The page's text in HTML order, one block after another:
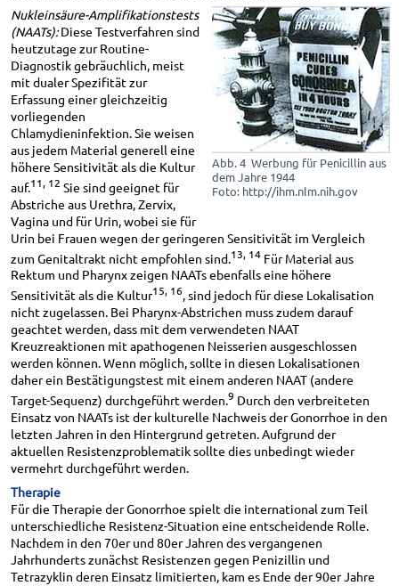
Abb. 4 Werbung für Penicillin aus
dem Jahre 1944
Foto: http://ihm.nlm.nih.gov
Nukleinsäure-Amplifikationstests
(NAATs):Diese Testverfahren sind
heutzutage zur Routine-
Diagnostik gebräuchlich, meist
mit dualer Spezifität zur
Erfassung einer gleichzeitig
vorliegenden
Chlamydieninfektion. Sie weisen
aus jedem Material generell eine
höhere Sensitivität als die Kultur
auf.11, 12 Sie sind geeignet für
Abstriche aus Urethra, Zervix,
Vagina und für Urin, wobei sie für
Urin bei Frauen wegen der geringeren Sensitivität im Vergleich
zum Genitaltrakt nicht empfohlen sind. 13, 14 Für Material aus
Rektum und Pharynx zeigen NAATs ebenfalls eine höhere
Sensitivität als die Kultur15, 16, sind jedoch für diese Lokalisation
nicht zugelassen. Bei Pharynx-Abstrichen muss zudem darauf
geachtet werden, dass mit dem verwendeten NAAT
Kreuzreaktionen mit apathogenen Neisserien ausgeschlossen
werden können. Wenn möglich, sollte in diesen Lokalisationen
daher ein Bestätigungstest mit einem anderen NAAT (andere
Target-Sequenz) durchgeführt werden.9 Durch den verbreiteten
Einsatz von NAATs ist der kulturelle Nachweis der Gonorrhoe in den
letzten Jahren in den Hintergrund getreten. Aufgrund der
aktuellen Resistenzproblematik sollte dies unbedingt wieder
vermehrt durchgeführt werden.
Therapie
Für die Therapie der Gonorrhoe spielt die international zum Teil
unterschiedliche Resistenz-Situation eine entscheidende Rolle.
Nachdem in den 70er und 80er Jahren des vergangenen
Jahrhunderts zunächst Resistenzen gegen Penizillin und
Tetrazyklin deren Einsatz limitierten, kam es Ende der 90er Jahre